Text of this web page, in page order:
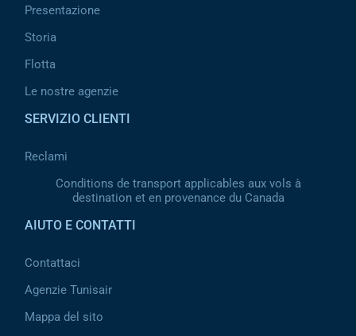
Presentazione
Storia
Flotta
Le nostre agenzie
SERVIZIO CLIENTI
Reclami
Conditions de transport applicables aux vols à
destination et en provenance du Canada
AIUTO E CONTATTI
Contattaci
Agenzie Tunisair
Mappa del sito